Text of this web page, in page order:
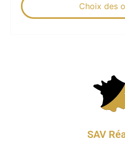
Choix des
SAV